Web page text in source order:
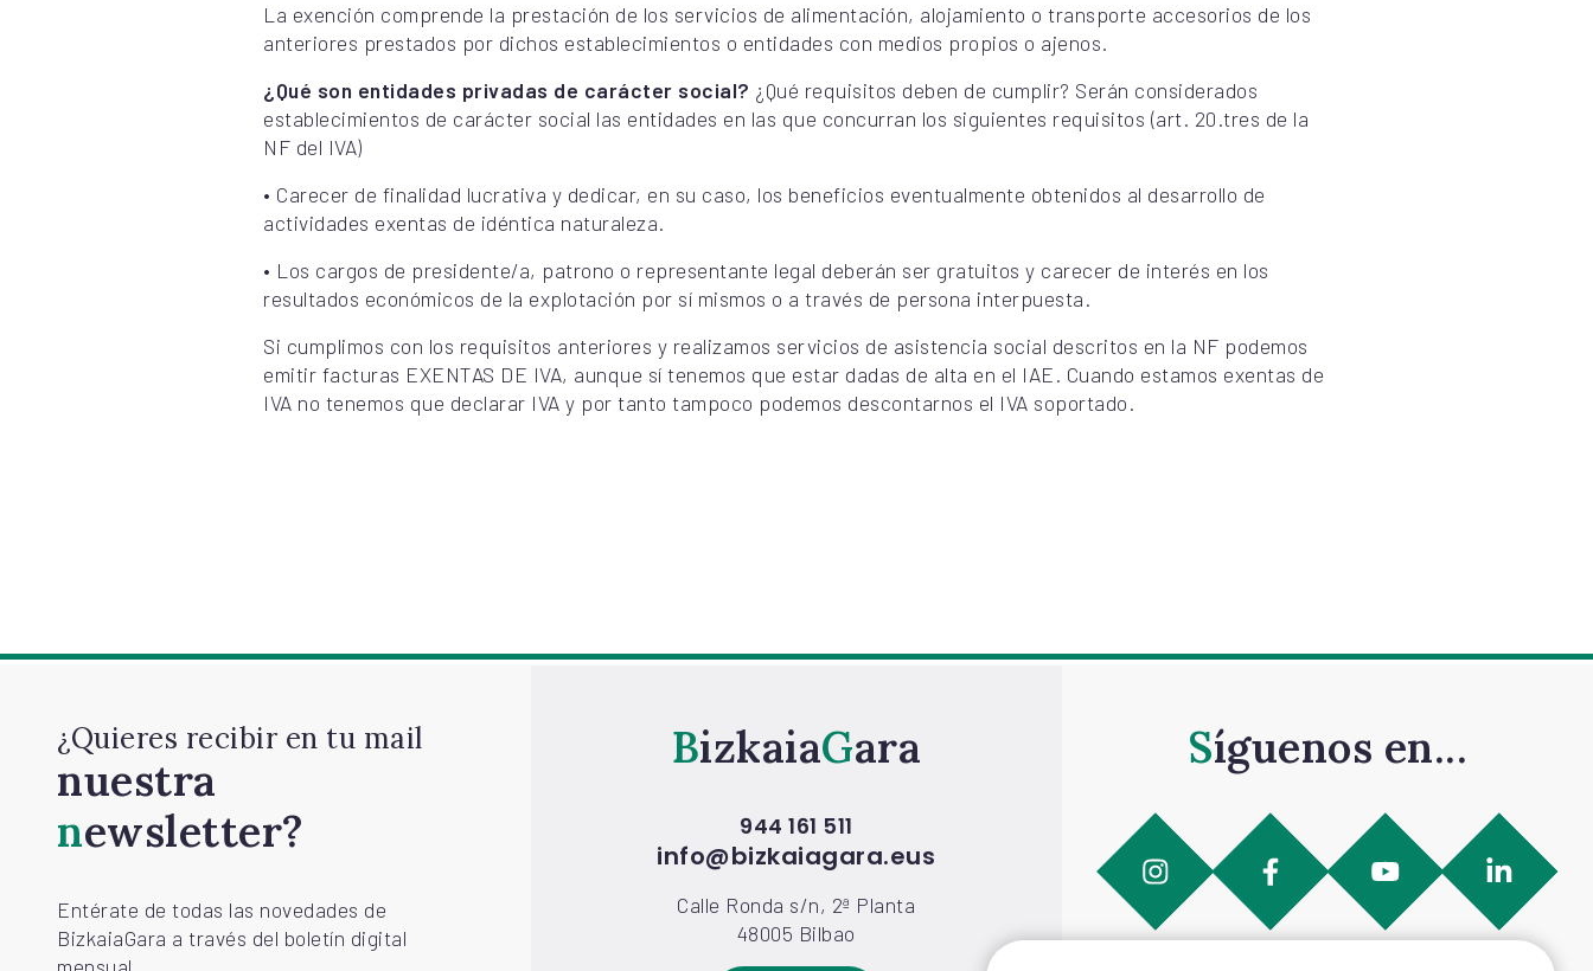
La exención comprende la prestación de los servicios de alimentación, alojamiento o transporte accesorios de los
anteriores prestados por dichos establecimientos o entidades con medios propios o ajenos.
¿Qué son entidades privadas de carácter social? ¿Qué requisitos deben de cumplir? Serán considerados
establecimientos de carácter social las entidades en las que concurran los siguientes requisitos (art. 20.tres de la
NF del IVA)
• Carecer de finalidad lucrativa y dedicar, en su caso, los beneficios eventualmente obtenidos al desarrollo de
actividades exentas de idéntica naturaleza.
• Los cargos de presidente/a, patrono o representante legal deberán ser gratuitos y carecer de interés en los
resultados económicos de la explotación por sí mismos o a través de persona interpuesta.
Si cumplimos con los requisitos anteriores y realizamos servicios de asistencia social descritos en la NF podemos
emitir facturas EXENTAS DE IVA, aunque sí tenemos que estar dadas de alta en el IAE. Cuando estamos exentas de
IVA no tenemos que declarar IVA y por tanto tampoco podemos descontarnos el IVA soportado.
¿Quieres recibir en tu mail
nuestra
newsletter?
Entérate de todas las novedades de
BizkaiaGara a través del boletín digital
Bizkaia Gara
944 161 511
info@bizkaiagara.eus
Calle Ronda s/n, 2ª Planta
48005 Bilbao
Síguenos en...